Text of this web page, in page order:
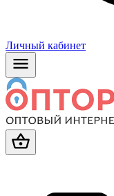
Личный кабинет